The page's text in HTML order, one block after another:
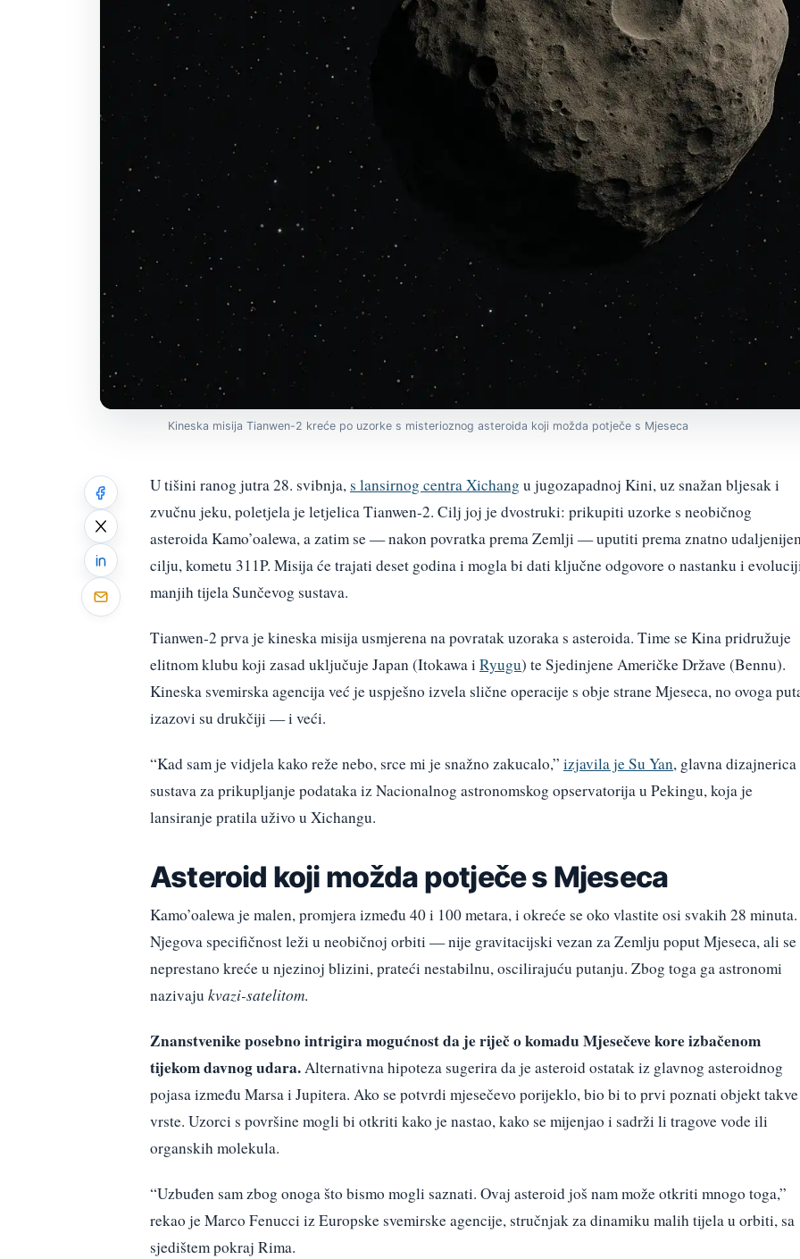
Kineska misija Tianwen-2 kreće po uzorke s misterioznog asteroida koji možda potječe s Mjeseca
U tišini ranog jutra 28. svibnja,s lansirnog centra Xichang u jugozapadnoj Kini, uz snažan bljesak i
zvučnu jeku, poletjela je letjelica Tianwen-2. Cilj joj je dvostruki: prikupiti uzorke s neobičnog
asteroida Kamo’oalewa, a zatim se — nakon povratka prema Zemlji — uputiti prema znatno
cilju, kometu 311P. Misija će trajati deset godina i mogla bi dati ključne odgovore o nastanku i
manjih tijela Sunčevog sustava.
Tianwen-2 prva je kineska misija usmjerena na povratak uzoraka s asteroida. Time se Kina pridružuje
elitnom klubu koji zasad uključuje Japan (Itokawa i Ryugu) te Sjedinjene Američke Države (Bennu).
Kineska svemirska agencija već je uspješno izvela slične operacije s obje strane Mjeseca, no ovoga
izazovi su drukčiji — i veći.
“Kad sam je vidjela kako reže nebo, srce mi je snažno zakucalo,” izjavila je Su Yan, glavna dizajnerica
sustava za prikupljanje podataka iz Nacionalnog astronomskog opservatorija u Pekingu, koja je
lansiranje pratila uživo u Xichangu.
Asteroid koji možda potječe s Mjeseca
Kamo’oalewa je malen, promjera između 40 i 100 metara, i okreće se oko vlastite osi svakih 28 minuta.
Njegova specifičnost leži u neobičnoj orbiti — nije gravitacijski vezan za Zemlju poput Mjeseca, ali se
neprestano kreće u njezinoj blizini, prateći nestabilnu, oscilirajuću putanju. Zbog toga ga astronomi
nazivaju kvazi-satelitom.
Znanstvenike posebno intrigira mogućnost da je riječ o komadu Mjesečeve kore izbačenom
tijekom davnog udara.Alternativna hipoteza sugerira da je asteroid ostatak iz glavnog asteroidnog
pojasa između Marsa i Jupitera. Ako se potvrdi mjesečevo porijeklo, bio bi to prvi poznati objekt takve
vrste. Uzorci s površine mogli bi otkriti kako je nastao, kako se mijenjao i sadrži li tragove vode ili
organskih molekula.
“Uzbuđen sam zbog onoga što bismo mogli saznati. Ovaj asteroid još nam može otkriti mnogo toga,”
rekao je Marco Fenucci iz Europske svemirske agencije, stručnjak za dinamiku malih tijela u orbiti, sa
sjedištem pokraj Rima.